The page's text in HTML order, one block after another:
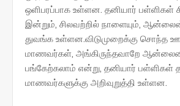
ஒளிபரப்பாக உள்ளன. தனியார் பள்ளிகள்
இன்றும், சிலவற்றில் நாளையும்,
துவங்க உள்ளன.விடுமுறைக்கு சொந்த
மாணவர்கள், அங்கிருந்தவாறே
பங்கேற்கலாம் என்று, தனியார் பள்ளிகள்
மாணவர்களுக்கு அறிவுறுத்தி உள்ளன.